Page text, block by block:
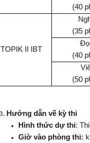
(40
TOPIK II IBT
(35
(40
(50
Hướng dẫn về kỳ thi
Hình thức dự thi:
Giờ vào phòng thi: